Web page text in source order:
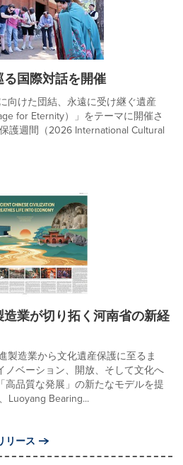
国際対話を開催
向けた団結、永遠に受け継ぐ遺産
for Eternity）」をテーマに開催さ
護週間（2026 International Cultural
業が切り拓く河南省の新経
製造業から文化遺産保護に至るま
ノベーション、開放、そして文化へ
高品質な発展」の新たなモデルを提
Luoyang Bearing...
リース